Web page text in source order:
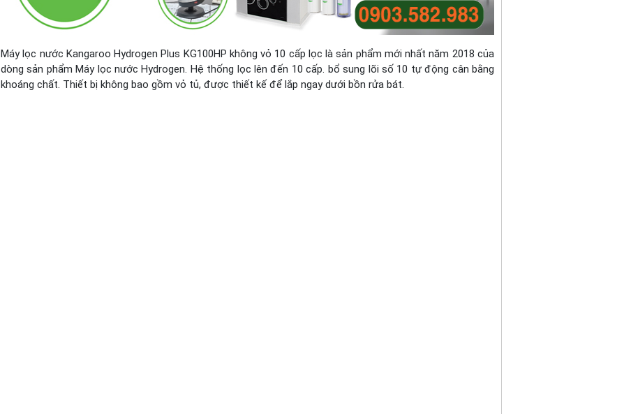
Máy lọc nước Kangaroo Hydrogen Plus KG100HP không vỏ 10 cấp lọc là sản phẩm mới nhất năm 2018 của
dòng sản phẩm Máy lọc nước Hydrogen. Hệ thống lọc lên đến 10 cấp. bổ sung lõi số 10 tự động cân bằng
khoáng chất. Thiết bị không bao gồm vỏ tủ, được thiết kế để lắp ngay dưới bồn rửa bát.